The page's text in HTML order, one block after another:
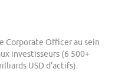
Corporate Officer au sein
investisseurs (6 500+
USD d'actifs).